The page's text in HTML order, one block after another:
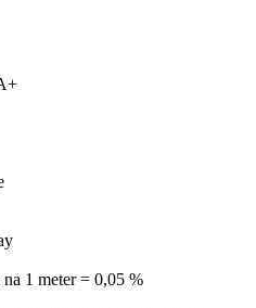
1 meter = 0,05 %